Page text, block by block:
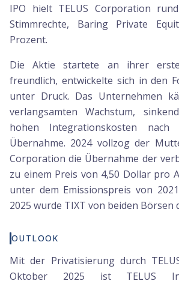
IPO hielt TELUS Corporation
Stimmrechte, Baring Private
Prozent.
Die Aktie startete an ihrer
freundlich, entwickelte sich in den
unter Druck. Das Unternehmen
verlangsamten Wachstum,
hohen Integrationskosten nach
Übernahme. 2024 vollzog der
Corporation die Übernahme der
zu einem Preis von 4,50 Dollar pro
unter dem Emissionspreis von
2025 wurde TIXT von beiden Börsen
OUTLOOK
Mit der Privatisierung durch
Oktober 2025 ist TELUS